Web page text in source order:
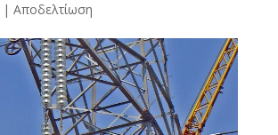
| Αποδελτίωση